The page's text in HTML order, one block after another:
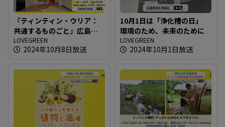
『ティンティン・ウリア：
共通するものごと』広島市
現代美術館で初個展
LOVEGREEN
2024年10月8日放送
10月1日は「浄化槽の日」
環境のため、未来のために
LOVEGREEN
2024年10月1日放送